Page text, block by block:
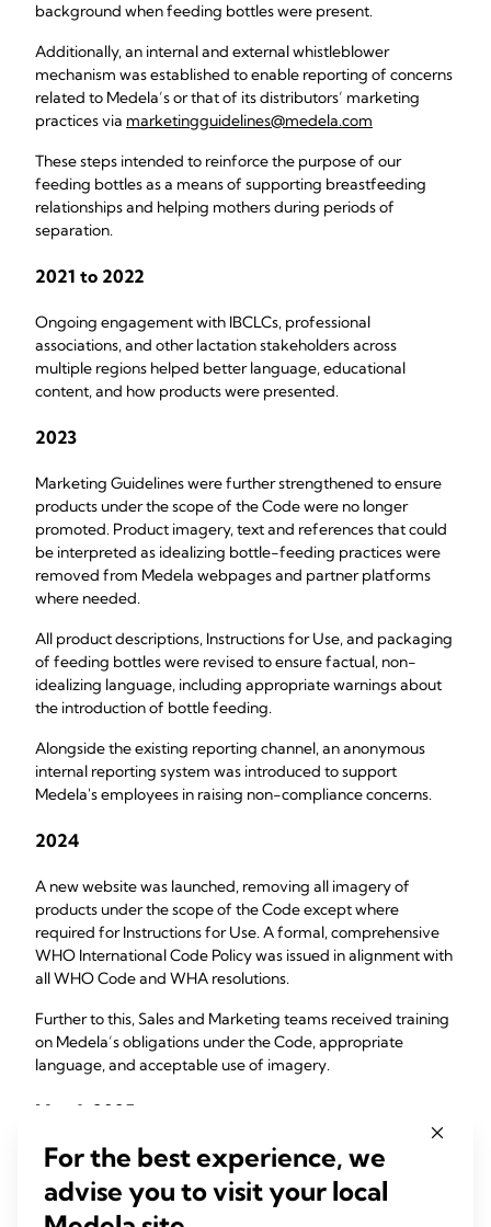
background when feeding bottles were present.
Additionally, an internal and external whistleblower
mechanism was established to enable reporting of concerns
related to Medela’s or that of its distributors’ marketing
practices via marketingguidelines@medela.com
These steps intended to reinforce the purpose of our
feeding bottles as a means of supporting breastfeeding
relationships and helping mothers during periods of
separation.
2021 to 2022
Ongoing engagement with IBCLCs, professional
associations, and other lactation stakeholders across
multiple regions helped better language, educational
content, and how products were presented.
2023
Marketing Guidelines were further strengthened to ensure
products under the scope of the Code were no longer
promoted. Product imagery, text and references that could
be interpreted as idealizing bottle-feeding practices were
removed from Medela webpages and partner platforms
where needed.
All product descriptions, Instructions for Use, and packaging
of feeding bottles were revised to ensure factual, non-
idealizing language, including appropriate warnings about
the introduction of bottle feeding.
Alongside the existing reporting channel, an anonymous
internal reporting system was introduced to support
Medela's employees in raising non-compliance concerns.
2024
A new website was launched, removing all imagery of
products under the scope of the Code except where
required for Instructions for Use. A formal, comprehensive
WHO International Code Policy was issued in alignment with
all WHO Code and WHA resolutions.
Further to this, Sales and Marketing teams received training
on Medela’s obligations under the Code, appropriate
language, and acceptable use of imagery.
May 1, 2025
Medela publicly announced its decision to discontinue all
feeding bottles and teats worldwide. This step was taken to
provide clarity on Medela’s position for clinicians, families,
For the best experience, we
advise you to visit your local